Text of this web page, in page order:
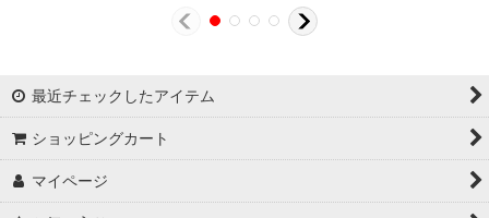
最近チェックしたアイテム
ショッピングカート
マイページ